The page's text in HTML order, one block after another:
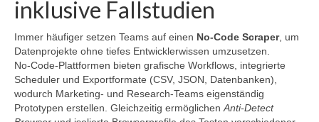
inklusive Fallstudien
Immer häufiger setzen Teams auf einen No‑Code Scraper, um
Datenprojekte ohne tiefes Entwicklerwissen umzusetzen.
No‑Code‑Plattformen bieten grafische Workflows, integrierte
Scheduler und Exportformate (CSV, JSON, Datenbanken),
wodurch Marketing‑ und Research‑Teams eigenständig
Prototypen erstellen. Gleichzeitig ermöglichenAnti‑Detect